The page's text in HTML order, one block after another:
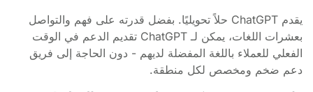
يقدم ChatGPT حلاً تحويليًا. بفضل قدرته على فهم والتواصل
بعشرات اللغات، يمكن لـ ChatGPT تقديم الدعم في الوقت
الفعلي للعملاء باللغة المفضلة لديهم - دون الحاجة إلى فريق
دعم ضخم ومخصص لكل منطقة.